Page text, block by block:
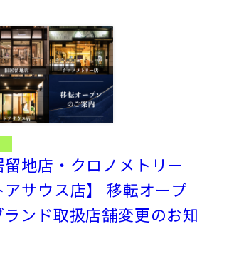
留地店・クロノメトリー
アサウス店】 移転オープ
ランド取扱店舗変更のお知